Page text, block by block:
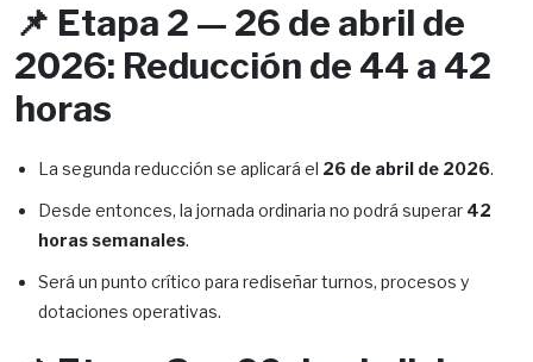
📌 Etapa 2 — 26 de abril de
2026: Reducción de 44 a 42
horas
La segunda reducción se aplicará el 26 de abril de 2026.
Desde entonces, la jornada ordinaria no podrá superar 42
horas semanales.
Será un punto crítico para rediseñar turnos, procesos y
dotaciones operativas.